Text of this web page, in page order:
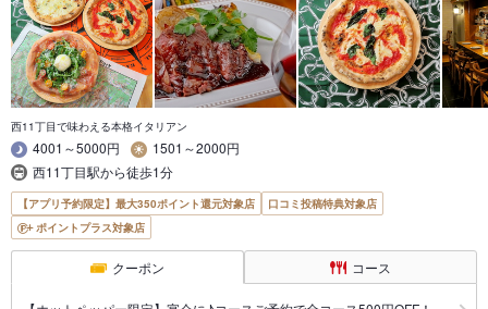
西11丁目で味わえる本格イタリアン
4001～5000円
1501～2000円
西11丁目駅から徒歩1分
【アプリ予約限定】最大350ポイント還元対象店
口コミ投稿特典対象店
ポイントプラス対象店
クーポン コース